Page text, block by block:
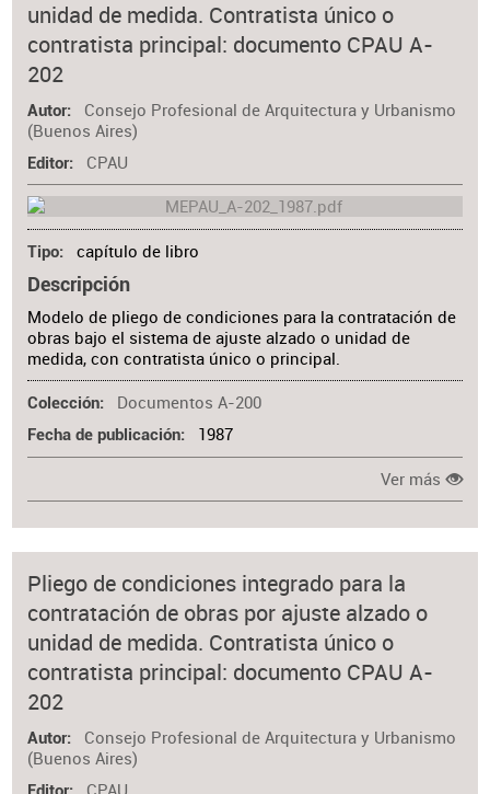
unidad de medida. Contratista único o
contratista principal: documento CPAU A-
202
Autor
Consejo Profesional de Arquitectura y Urbanismo
(Buenos Aires)
Editor CPAU
Tipo capítulo de libro
Descripción
Modelo de pliego de condiciones para la contratación de
obras bajo el sistema de ajuste alzado o unidad de
medida, con contratista único o principal.
Colección Documentos A-200
Fecha de publicación 1987
Ver más
Pliego de condiciones integrado para la
contratación de obras por ajuste alzado o
unidad de medida. Contratista único o
contratista principal: documento CPAU A-
202
Autor
Consejo Profesional de Arquitectura y Urbanismo
(Buenos Aires)